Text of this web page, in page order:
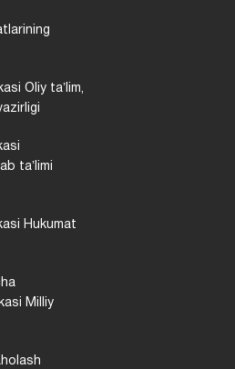
Oliy taʼlim,
taʼlimi
Hukumat
Milliy